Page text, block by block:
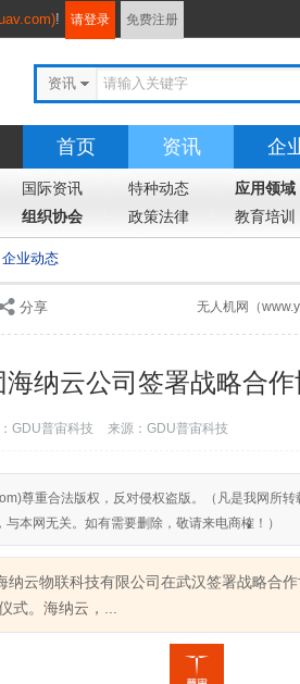
! 请登录 免费注册
资讯
首页 资讯 企
国际资讯 特种动态 应用领域
组织协会 政策法律 教育培训
企业动态
分享 无人机网（
纳云公司签署战略合作
GDU普宙科技 来源：GDU普宙科技
尊重合法版权，反对侵权盗版。（凡是我网所
本网无关。如有需要删除，敬请来电商榷！）
纳云物联科技有限公司在武汉签署战略合
式。海纳云，...